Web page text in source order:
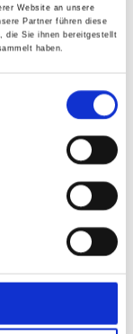
Website an unsere
Partner führen diese
die Sie ihnen bereitgestellt
haben.